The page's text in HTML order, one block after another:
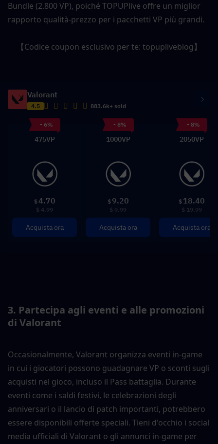
Bundle (2.800 VP), poiché TOPUPlive offre un miglior
rapporto qualità-prezzo per i pacchetti VP più grandi.
【Codice coupon esclusivo per te: topupliveblog】
Valorant
4.5 883.6k+ sold
- 6%
475VP
$4.70
$ 4.99
Acquista ora
- 8%
1000VP
$ 9.20
$ 9.99
Acquista ora
- 8%
2050VP
$ 18.40
$ 19.99
Acquista ora
3. Partecipa agli eventi e alle promozioni
di Valorant
Occasionalmente, Valorant organizza eventi in-game
in cui i giocatori possono guadagnare VP o sconti sugli
acquisti nel gioco, incluso il Pass battaglia. Durante
eventi come i saldi festivi, le celebrazioni degli
anniversari o il lancio di patch importanti, potrebbero
essere disponibili offerte speciali. Tieni d'occhio i social
media ufficiali di Valorant o gli annunci in-game per